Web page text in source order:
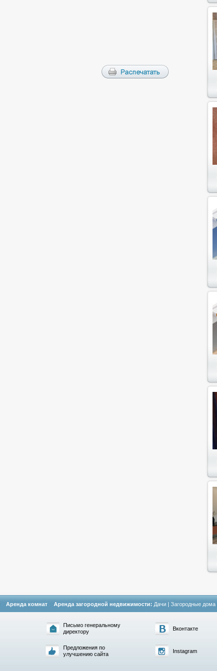
Аренда комнат Аренда загородной недвижимости: Дачи | Загородные дома
Письмо генеральному
директору
Предложения по
улучшению сайта
Вконтакте
Instagram